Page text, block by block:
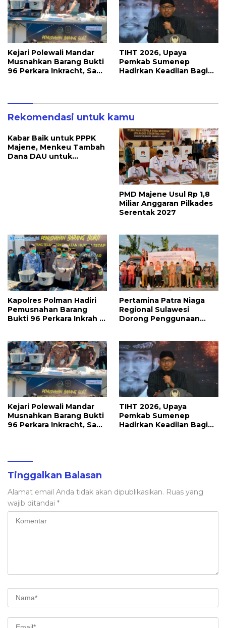
Kejari Polewali Mandar
Musnahkan Barang Bukti
96 Perkara Inkracht, Sabu
TIHT 2026, Upaya
Pemkab Sumenep
Hadirkan Keadilan Bagi
Rekomendasi untuk kamu
Kabar Baik untuk PPPK
Majene, Menkeu Tambah
Dana DAU untuk
PMD Majene Usul Rp 1,8
Miliar Anggaran Pilkades
Serentak 2027
Kapolres Polman Hadiri
Pemusnahan Barang
Bukti 96 Perkara Inkrah di
Pertamina Patra Niaga
Regional Sulawesi
Dorong Penggunaan
Energi Irigasi
Kejari Polewali Mandar
Musnahkan Barang Bukti
96 Perkara Inkracht, Sabu
TIHT 2026, Upaya
Pemkab Sumenep
Hadirkan Keadilan Bagi
Tinggalkan Balasan
Alamat email Anda tidak akan dipublikasikan. Ruas yang
wajib ditandai *